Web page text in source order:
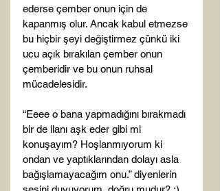
ederse çember onun için de
kapanmış olur. Ancak kabul etmezse
bu hiçbir şeyi değiştirmez çünkü iki
ucu açık bırakılan çember onun
çemberidir ve bu onun ruhsal
mücadelesidir.
“Eeee o bana yapmadığını bırakmadı
bir de ilanı aşk eder gibi mi
konuşayım? Hoşlanmıyorum ki
ondan ve yaptıklarından dolayı asla
bağışlamayacağım onu.” diyenlerin